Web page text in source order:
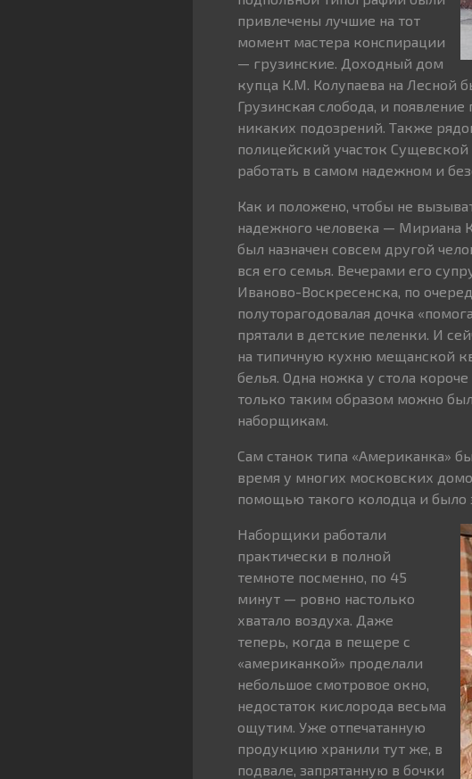
привлечены лучшие на тот
момент мастера конспирации
— грузинские. Доходный дом
купца К.М. Колупаева на Лесной
Грузинская слобода, и
никаких подозрений. Также
полицейский участок Сущевской
работать в самом надежном и
Как и положено, чтобы не
надежного человека — Мириана
был назначен совсем другой
вся его семья. Вечерами его
Иваново-Воскресенска, по
полуторагодовалая дочка
прятали в детские пеленки. И
на типичную кухню мещанской
белья. Одна ножка у стола
только таким образом можно
наборщикам.
Сам станок типа «Американка»
время у многих московских
помощью такого колодца и было
Наборщики работали
практически в полной
темноте посменно, по 45
минут — ровно настолько
хватало воздуха. Даже
теперь, когда в пещере с
«американкой» проделали
небольшое смотровое окно,
недостаток кислорода весьма
ощутим. Уже отпечатанную
продукцию хранили тут же, в
подвале, запрятанную в бочки